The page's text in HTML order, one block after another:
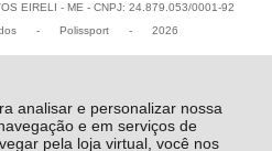
analisar e personalizar nossa
e em serviços de
pela loja virtual, você nos
EIRELI - ME - CNPJ: 24.879.053/0001-92
- Polissport - 2026